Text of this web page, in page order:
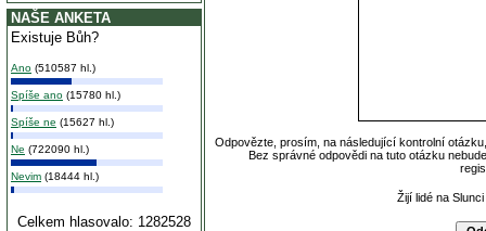
NAŠE ANKETA
Existuje Bůh?
Ano (510587 hl.)
Spíše ano (15780 hl.)
Spíše ne (15627 hl.)
Ne (722090 hl.)
Nevim (18444 hl.)
Celkem hlasovalo: 1282528
Odpovězte, prosím, na následující kontrolní
Bez správné odpovědi na tuto otázku
Žijí lidé na